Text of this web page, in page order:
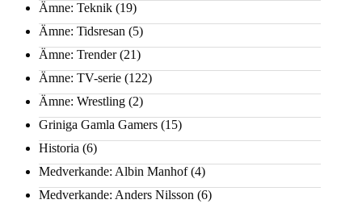
Ämne: Teknik (19)
Ämne: Tidsresan (5)
Ämne: Trender(21)
Ämne: TV-serie (122)
Ämne: Wrestling (2)
Griniga Gamla Gamers (15)
Historia (6)
Medverkande: Albin Manhof(4)
Medverkande: Anders Nilsson (6)